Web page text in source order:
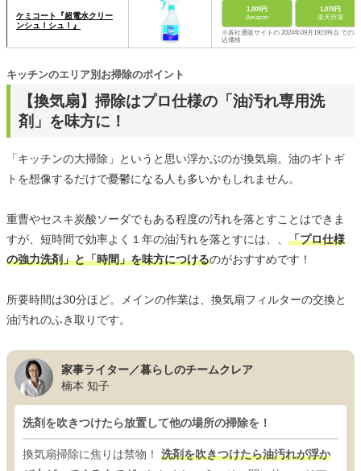
ケミコート『超電水クリー
ンシュ！シュ！』
1,009円
Amazon
1,078円
楽天市場
※各社通販サイトの 2024年09月19日時点 での税
込価格
【換気扇】掃除はプロ仕様の「油汚れ専用洗
剤」を味方に！
キッチンのエリア別お掃除のポイント
「キッチンの大掃除」というと思い浮かぶのが換気扇。油のギトギ
トを想像するだけで憂鬱になる人も多いかもしれません。
重曹やセスキ炭酸ソーダでもある程度の汚れを落とすことはできま
すが、短時間で効率よく１年の油汚れを落とすには、、 「プロ仕様
の強力洗剤」と「時間」を味方につけるのがおすすめです！
所要時間は30分ほど。メインの作業は、換気扇フィルターの交換と
油汚れのふき取りです。
家事ライター／暮らしのチームクレア
楠本 知子
洗剤を吹きつけたら放置して他の場所の掃除を！
換気扇掃除に焦りは禁物！ 洗剤を吹きつけたら油汚れが浮か